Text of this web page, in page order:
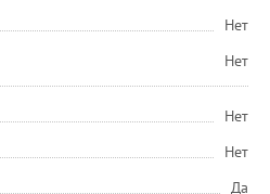
Нет
Нет
Нет
Нет
Да